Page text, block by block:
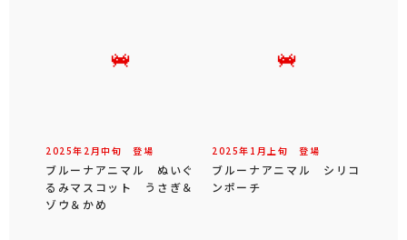
2025年 2 月中旬 登場
ブルーナアニマル ぬいぐ
るみマスコット うさぎ＆
ゾウ＆かめ
2025年 1 月 上旬 登場
ブルーナアニマル シリコ
ンポーチ